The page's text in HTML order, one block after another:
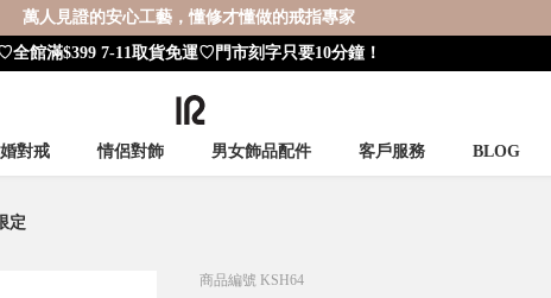
萬人見證的安心工藝，懂修才懂做的戒指專家
全館滿$399 7-11取貨免運♡門市刻字只要10分鐘！
對戒 情侶對飾 男女飾品配件 客戶服務 BLOG
定
商品編號 KSH64